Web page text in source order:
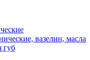
вазелин, масла
губ